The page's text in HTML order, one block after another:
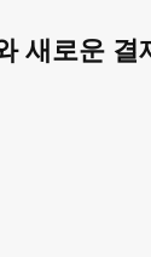
새로운 결